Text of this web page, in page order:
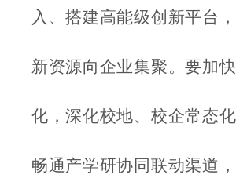
入、搭建高能级创新平台
新资源向企业集聚。要加
化，深化校地、校企常态化
畅通产学研协同联动渠道